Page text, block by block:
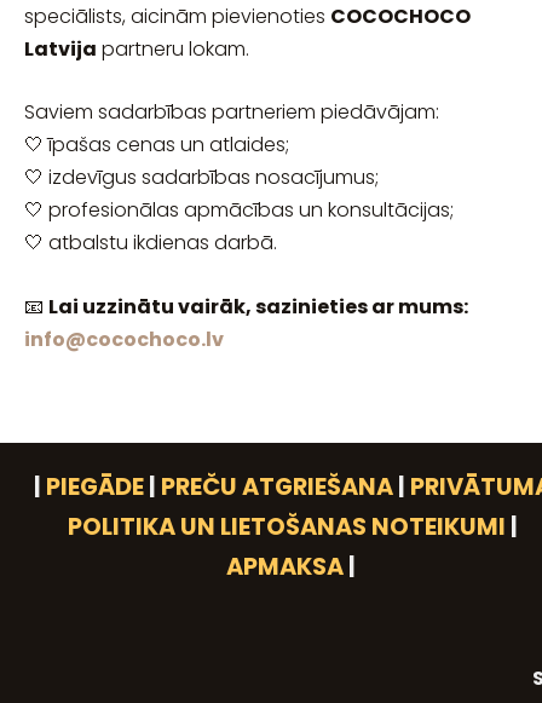
speciālists, aicinām pievienoties COCOCHOCO
Latvija partneru lokam.
Saviem sadarbības partneriem piedāvājam:
🤍 īpašas cenas un atlaides;
🤍 izdevīgus sadarbības nosacījumus;
🤍 profesionālas apmācības un konsultācijas;
🤍 atbalstu ikdienas darbā.
📧 Lai uzzinātu vairāk, sazinieties ar mums:
info@cocochoco.lv
PIEGĀDE PREČU ATGRIEŠANA
POLITIKA UN LIETOŠANAS NOTEIKUMI
APMAKSA|